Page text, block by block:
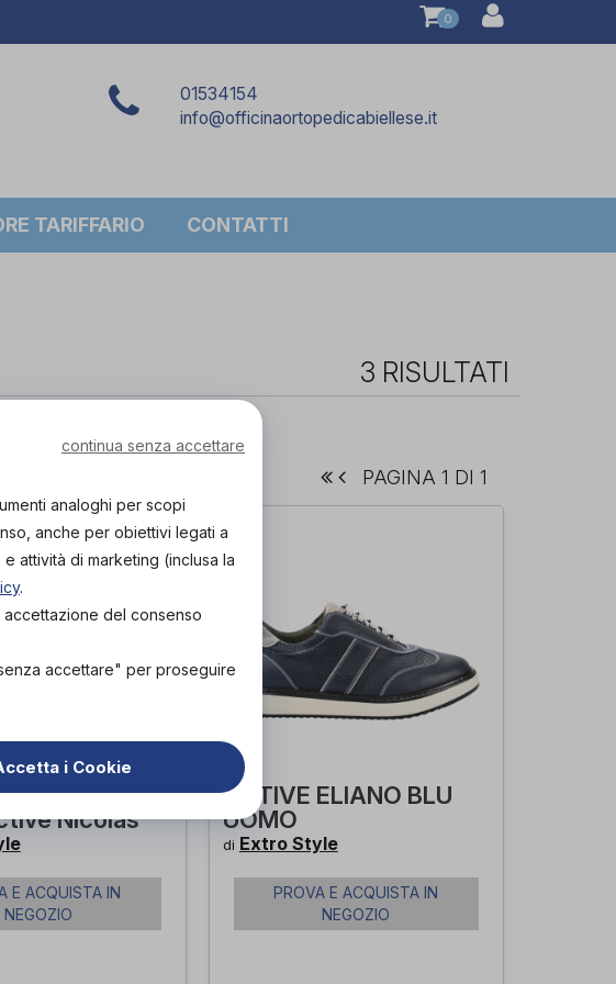
0
01534154
info@officinaortopedicabiellese.it
TARIFFARIO CONTATTI
3 RISULTATI
PAGINA 1 DI 1
Nicolas
E ACQUISTA IN
NEGOZIO
ACTIVE ELIANO BLU
UOMO
di Extro Style
PROVA E ACQUISTA IN
NEGOZIO
continua senza accettare
analoghi per scopi
anche per obiettivi legati a
attività di marketing (inclusa la
.
del consenso
accettare" per proseguire
i Cookie